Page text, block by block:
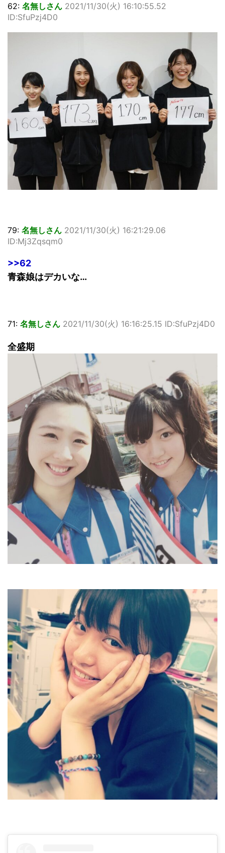
62: 名無しさん 2021/11/30(火) 16:10:55.52
ID:SfuPzj4D0
79: 名無しさん 2021/11/30(火) 16:21:29.06
ID:Mj3Zqsqm0
>>62
青森娘はデカいな…
71: 名無しさん 2021/11/30(火) 16:16:25.15 ID:SfuPzj4D0
全盛期